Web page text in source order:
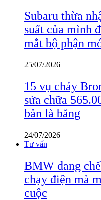
Subaru thừa
suất của mình
mắt bộ phận
25/07/2026
15 vụ cháy
sửa chữa
bản là băng
24/07/2026
Tư vấn
BMW đang
chạy điện mà
cuộc